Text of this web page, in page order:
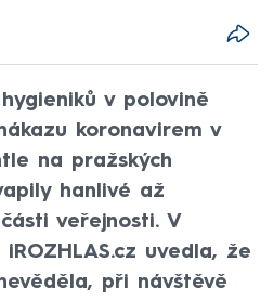
v polovině
koronavirem v
na pražských
hanlivé až
veřejnosti. V
uvedla, že
při návštěvě